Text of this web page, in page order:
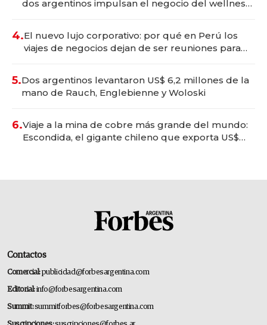
dos argentinos impulsan el negocio del wellness
4.El nuevo lujo corporativo: por qué en Perú los
viajes de negocios dejan de ser reuniones para
5.Dos argentinos levantaron US$ 6,2 millones de la
mano de Rauch, Englebienne y Woloski
6.Viaje a la mina de cobre más grande del mundo:
Escondida, el gigante chileno que exporta US$
Contactos
Comercial:publicidad@forbesargentina.com
Editorial:info@forbesargentina.com
Summit:summitforbes@forbesargentina.com